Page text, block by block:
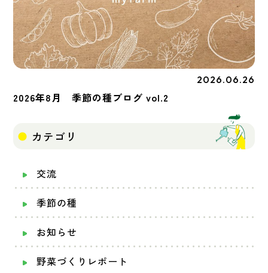
2026.06.26
2026年8月 季節の種ブログ vol.2
カテゴリ
交流
季節の種
お知らせ
野菜づくりレポート